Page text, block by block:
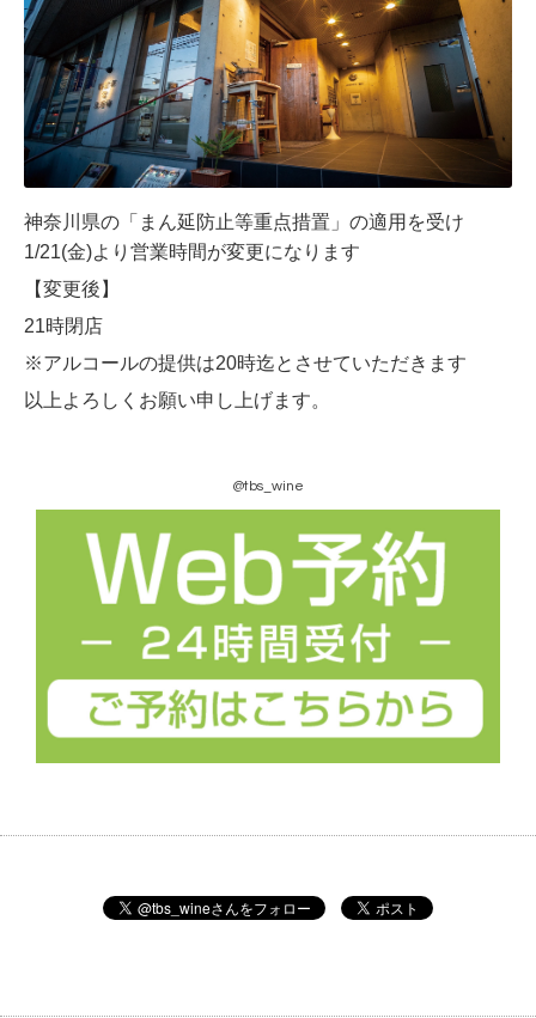
神奈川県の「まん延防止等重点措置」の適用を受け
1/21(金)より営業時間が変更になります
【変更後】
21時閉店
※アルコールの提供は20時迄とさせていただきます
以上よろしくお願い申し上げます。
@tbs_wine